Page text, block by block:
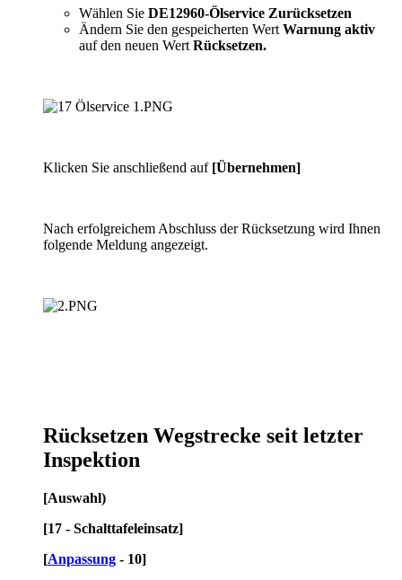
Wählen Sie DE12960-Ölservice Zurücksetzen
Ändern Sie den gespeicherten Wert Warnung aktiv
auf den neuen Wert Rücksetzen.
Klicken Sie anschließend auf [Übernehmen]
Nach erfolgreichem Abschluss der Rücksetzung wird Ihnen
folgende Meldung angezeigt.
Rücksetzen Wegstrecke seit letzter
Inspektion
[Auswahl)
[17 - Schalttafeleinsatz]
[Anpassung - 10]